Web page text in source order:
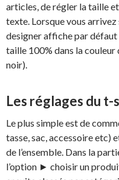
articles, de régler la taille
texte. Lorsque vous
designer affiche par
taille 100% dans la couleur
noir).
Les réglages du t-
Le plus simple est de
tasse, sac, accessoire etc)
de l’ensemble. Dans la
l’option ► choisir un